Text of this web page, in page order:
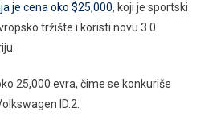
je cena oko $25,000, koji je sportski
tržište i koristi novu 3.0
25,000 evra, čime se konkuriše
ID.2.